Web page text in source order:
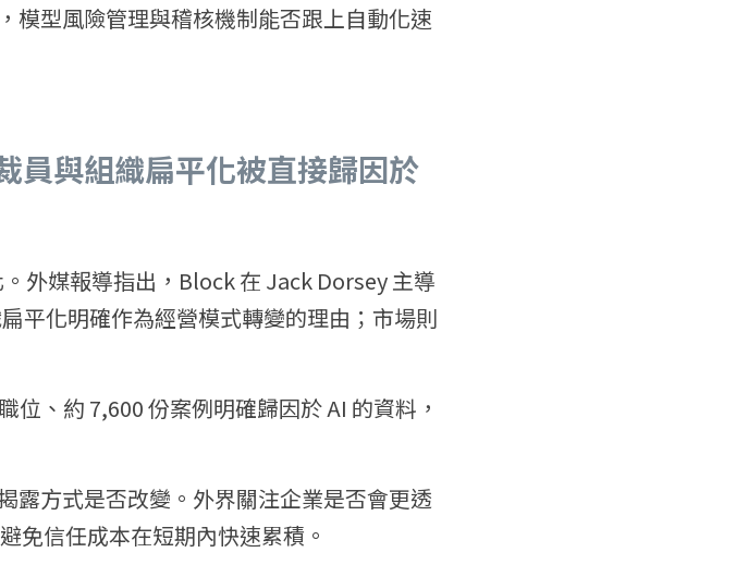
模型風險管理與稽核機制能否跟上自動化速
員與組織扁平化被直接歸因於
外媒報導指出，Block 在 Jack Dorsey 主導
平化明確作為經營模式轉變的理由；市場則
位、約 7,600 份案例明確歸因於 AI 的資料，
露方式是否改變。外界關注企業是否會更透
免信任成本在短期內快速累積。